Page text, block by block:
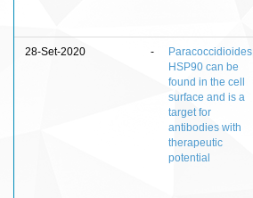
28-Set-2020 -
Paracoccidioides
HSP90 can be
found in the cell
surface and is a
target for
antibodies with
therapeutic
potential